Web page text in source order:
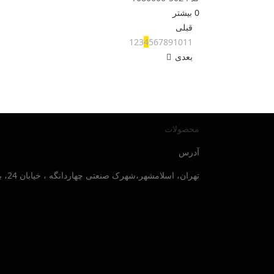
0 بیشتر
قبلی
1234567891011
بعدی
محصولات
آدرس
تهران، اسلامشهر،شهرک صنعتی چهاردانگه ، خیابان 24، بلوار صنایع جنوبی ، پلاک 30